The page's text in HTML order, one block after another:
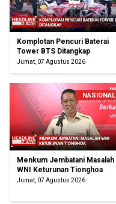
Komplotan Pencuri Baterai
Tower BTS Ditangkap
Jumat, 07 Agustus 2026
NASIONAL
Menkum Jembatani Masalah
WNI Keturunan Tionghoa
Jumat, 07 Agustus 2026